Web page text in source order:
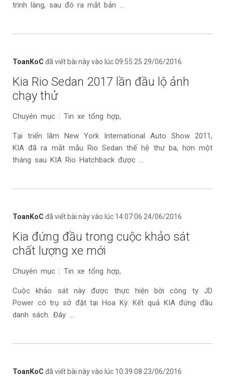
trình làng, sau đó ra mắt bản ...
ToanKoC đã viết bài này vào lúc 09:55:25 29/06/2016
Kia Rio Sedan 2017 lần đầu lộ ảnh
chạy thử
Chuyên mục : Tin xe tổng hợp,
Tại triển lãm New York International Auto Show 2011,
KIA đã ra mắt mẫu Rio Sedan thế hệ thư ba, hơn một
tháng sau KIA Rio Hatchback được ...
ToanKoC đã viết bài này vào lúc 14:07:06 24/06/2016
Kia đứng đầu trong cuộc khảo sát
chất lượng xe mới
Chuyên mục : Tin xe tổng hợp,
Cuộc khảo sát này được thực hiện bời công ty JD
Power có trụ sở đặt tại Hoa Kỳ. Kết quả KIA đứng đầu
danh sách. Đây ...
ToanKoC đã viết bài này vào lúc 10:39:08 23/06/2016